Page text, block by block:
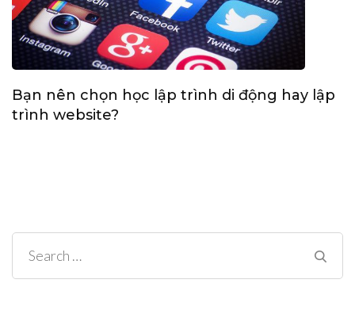
Bạn nên chọn học lập trình di động hay lập
trình website?
Search
for: